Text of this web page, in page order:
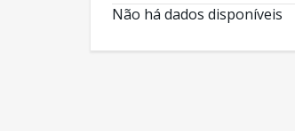
Não há dados disponíveis